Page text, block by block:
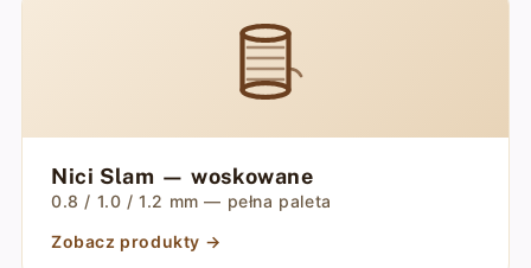
Nici Slam — woskowane
0.8 / 1.0 / 1.2 mm — pełna paleta
Zobacz produkty →